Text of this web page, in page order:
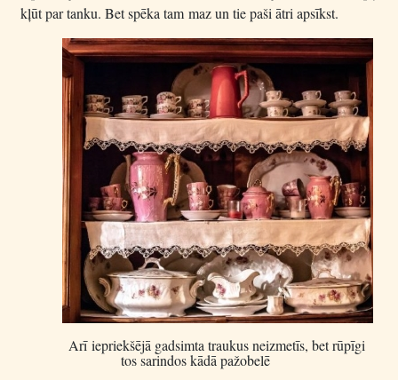
kļūt par tanku. Bet spēka tam maz un tie paši ātri apsīkst.
Arī iepriekšējā gadsimta traukus neizmetīs, bet rūpīgi
tos sarindos kādā pažobelē